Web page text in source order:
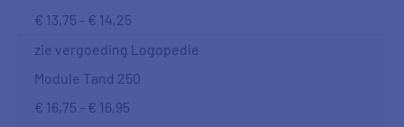
€ 13,75 - € 14,25
zie vergoeding Logopedie
Module Tand 250
€ 16,75 - € 16,95